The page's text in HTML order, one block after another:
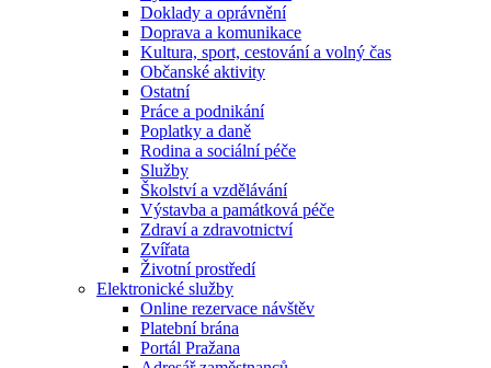
Doklady a oprávnění
Doprava a komunikace
Kultura, sport, cestování a volný čas
Občanské aktivity
Ostatní
Práce a podnikání
Poplatky a daně
Rodina a sociální péče
Služby
Školství a vzdělávání
Výstavba a památková péče
Zdraví a zdravotnictví
Zvířata
Životní prostředí
Elektronické služby
Online rezervace návštěv
Platební brána
Portál Pražana